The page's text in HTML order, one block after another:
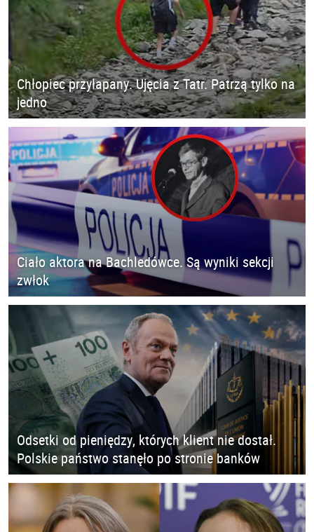
Chłopiec przyłapany. Ujęcia z Tatr. Patrzą tylko na
jedno
Ciało aktora na Bachledówce. Są wyniki sekcji
zwłok
Odsetki od pieniędzy, których klient nie dostał.
Polskie państwo stanęło po stronie banków